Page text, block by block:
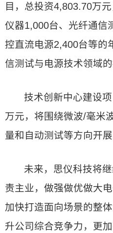
目，总投资4,803.70万
仪器1,000台、光纤通信
控直流电源2,400台等的
信测试与电源技术领域的
技术创新中心建设
万元，将围绕微波/毫米
量和自动测试等方向开
未来，思仪科技将
责主业，做强做优做大
加快打造面向场景的整
升公司综合竞争力，更